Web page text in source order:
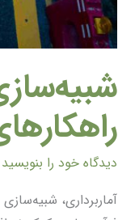
دیدگاه‌ خود را بنویسید
آماربرداری،